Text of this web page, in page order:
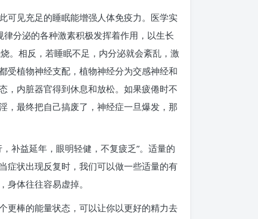
可见充足的睡眠能增强人体免疫力。医学实
分泌的各种激素积极发挥着作用，以生长
。相反，若睡眠不足，内分泌就会紊乱，激
受植物神经支配，植物神经分为交感神经和
，内脏器官得到休息和放松。如果疲倦时不
，最终把自己搞废了，神经症一旦爆发，那
益延年，眼明轻健，不复疲乏”。适量的
症状出现反复时，我们可以做一些适量的有
体往往容易虚掉。
更棒的能量状态，可以让你以更好的精力去